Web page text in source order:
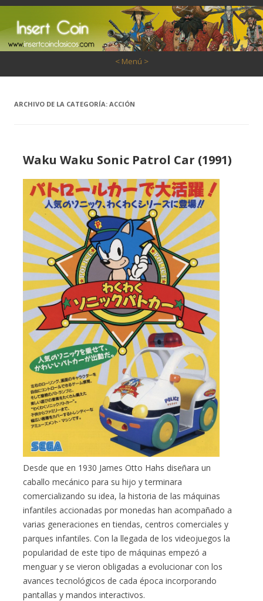
< Menú >
ARCHIVO DE LA CATEGORÍA: ACCIÓN
Waku Waku Sonic Patrol Car (1991)
Desde que en 1930 James Otto Hahs diseñara un
caballo mecánico para su hijo y terminara
comercializando su idea, la historia de las máquinas
infantiles accionadas por monedas han acompañado a
varias generaciones en tiendas, centros comerciales y
parques infantiles. Con la llegada de los videojuegos la
popularidad de este tipo de máquinas empezó a
menguar y se vieron obligadas a evolucionar con los
avances tecnológicos de cada época incorporando
pantallas y mandos interactivos.